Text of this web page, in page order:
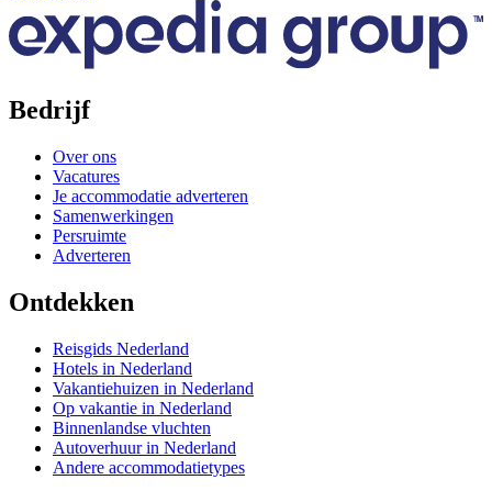
Bedrijf
Over ons
Vacatures
Je accommodatie adverteren
Samenwerkingen
Persruimte
Adverteren
Ontdekken
Reisgids Nederland
Hotels in Nederland
Vakantiehuizen in Nederland
Op vakantie in Nederland
Binnenlandse vluchten
Autoverhuur in Nederland
Andere accommodatietypes